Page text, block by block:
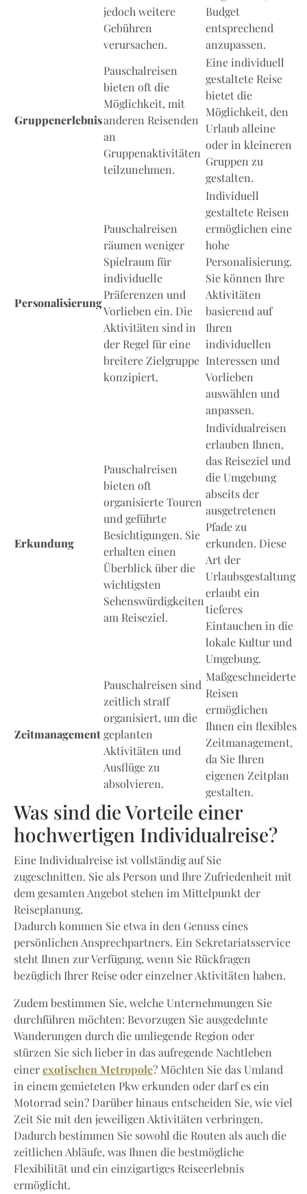
jedoch weitere
Gebühren
verursachen.
Budget
entsprechend
anzupassen.
Gruppenerlebnis
Pauschalreisen
bieten oft die
Möglichkeit, mit
anderen Reisenden
an
Gruppenaktivitäten
teilzunehmen.
Eine individuell
gestaltete Reise
bietet die
Möglichkeit, den
Urlaub alleine
oder in kleineren
Gruppen zu
gestalten.
Personalisierung
Pauschalreisen
räumen weniger
Spielraum für
individuelle
Präferenzen und
Vorlieben ein. Die
Aktivitäten sind in
der Regel für eine
breitere Zielgruppe
konzipiert.
Individuell
gestaltete Reisen
ermöglichen eine
hohe
Personalisierung.
Sie können Ihre
Aktivitäten
basierend auf
Ihren
individuellen
Interessen und
Vorlieben
auswählen und
anpassen.
Erkundung
Pauschalreisen
bieten oft
organisierte Touren
und geführte
Besichtigungen. Sie
erhalten einen
Überblick über die
wichtigsten
Sehenswürdigkeiten
am Reiseziel.
Individualreisen
erlauben Ihnen,
das Reiseziel und
die Umgebung
abseits der
ausgetretenen
Pfade zu
erkunden. Diese
Art der
Urlaubsgestaltung
erlaubt ein
tieferes
Eintauchen in die
lokale Kultur und
Umgebung.
Zeitmanagement
Pauschalreisen sind
zeitlich straff
organisiert, um die
geplanten
Aktivitäten und
Ausflüge zu
absolvieren.
Maßgeschneiderte
Reisen
ermöglichen
Ihnen ein flexibles
Zeitmanagement,
da Sie Ihren
eigenen Zeitplan
gestalten.
Was sind die Vorteile einer
hochwertigen Individualreise?
Eine Individualreise ist vollständig auf Sie
zugeschnitten. Sie als Person und Ihre Zufriedenheit mit
dem gesamten Angebot stehen im Mittelpunkt der
Reiseplanung.
Dadurch kommen Sie etwa in den Genuss eines
persönlichen Ansprechpartners. Ein Sekretariatsservice
steht Ihnen zur Verfügung, wenn Sie Rückfragen
bezüglich Ihrer Reise oder einzelner Aktivitäten haben.
Zudem bestimmen Sie, welche Unternehmungen Sie
durchführen möchten: Bevorzugen Sie ausgedehnte
Wanderungen durch die umliegende Region oder
stürzen Sie sich lieber in das aufregende Nachtleben
einer exotischen Metropole? Möchten Sie das Umland
in einem gemieteten Pkw erkunden oder darf es ein
Motorrad sein? Darüber hinaus entscheiden Sie, wie viel
Zeit Sie mit den jeweiligen Aktivitäten verbringen.
Dadurch bestimmen Sie sowohl die Routen als auch die
zeitlichen Abläufe, was Ihnen die bestmögliche
Flexibilität und ein einzigartiges Reiseerlebnis
ermöglicht.